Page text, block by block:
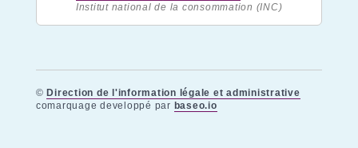
Institut national de la consommation (INC)
©Direction de l'information légale et administrative
comarquage developpé par baseo.io